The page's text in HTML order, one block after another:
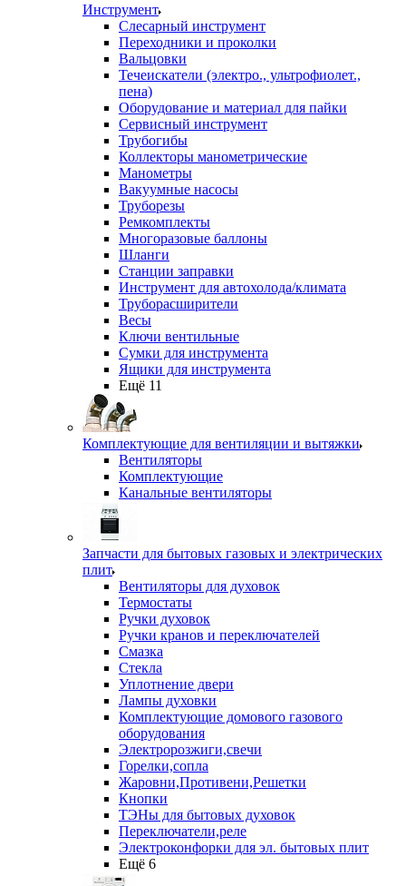
Инструмент
Слесарный инструмент
Переходники и проколки
Вальцовки
Течеискатели (электро., ультрофиолет.,
пена)
Оборудование и материал для пайки
Сервисный инструмент
Трубогибы
Коллекторы манометрические
Манометры
Вакуумные насосы
Труборезы
Ремкомплекты
Многоразовые баллоны
Шланги
Станции заправки
Инструмент для автохолода/климата
Труборасширители
Весы
Ключи вентильные
Сумки для инструмента
Ящики для инструмента
Ещё 11
Комплектующие для вентиляции и вытяжки
Вентиляторы
Комплектующие
Канальные вентиляторы
Запчасти для бытовых газовых и электрических
плит
Вентиляторы для духовок
Термостаты
Ручки духовок
Ручки кранов и переключателей
Смазка
Стекла
Уплотнение двери
Лампы духовки
Комплектующие домового газового
оборудования
Электророзжиги,свечи
Горелки,сопла
Жаровни,Противени,Решетки
Кнопки
ТЭНы для бытовых духовок
Переключатели,реле
Электроконфорки для эл. бытовых плит
Ещё 6